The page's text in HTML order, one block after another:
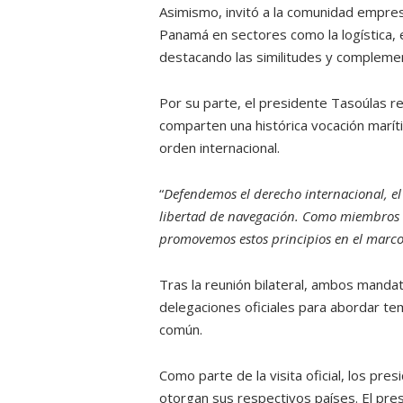
Asimismo, invitó a la comunidad
Panamá en sectores como la
destacando las similitudes y
Por su parte, el presidente Tasoúlas
comparten una histórica vocación
orden internacional.
“Defendemos el derecho internacional,
libertad de navegación. Como
promovemos estos principios en el
Tras la reunión bilateral, ambos
delegaciones oficiales para abordar
común.
Como parte de la visita oficial, los
otorgan sus respectivos países. El